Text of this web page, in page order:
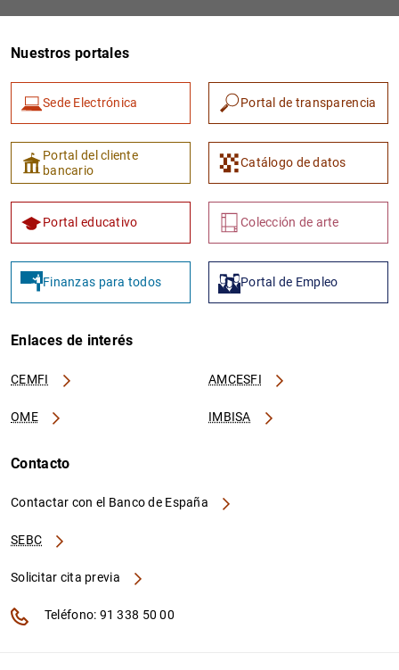
1 2
Nuestros portales
Sede Electrónica Portal de transparencia
Portal del cliente
bancario
Catálogo de datos
Portal educativo Colección de arte
Finanzas para todos Portal de Empleo
Enlaces de interés
CEMFI AMCESFI
OME IMBISA
Contacto
Contactar con el Banco de España
SEBC
Solicitar cita previa
Teléfono: 91 338 50 00